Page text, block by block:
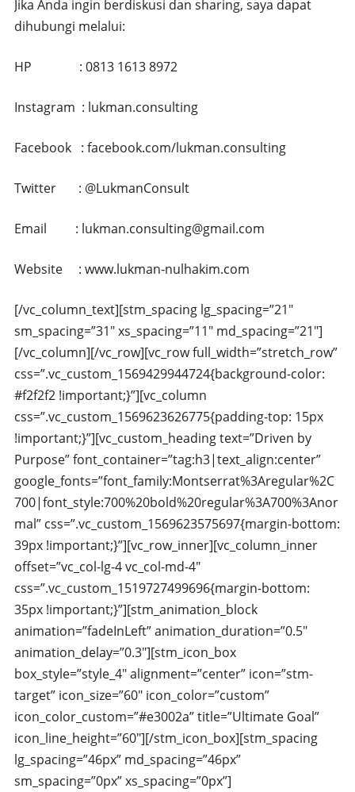
Jika Anda ingin berdiskusi dan sharing, saya dapat
dihubungi melalui:
HP : 0813 1613 8972
Instagram : lukman.consulting
Facebook : facebook.com/lukman.consulting
Twitter : @LukmanConsult
Email : lukman.consulting@gmail.com
Website : www.lukman-nulhakim.com
[/vc_column_text][stm_spacing lg_spacing=”21″
sm_spacing=”31″ xs_spacing=”11″ md_spacing=”21″]
[/vc_column][/vc_row][vc_row full_width=”stretch_row”
css=”.vc_custom_1569429944724{background-color:
#f2f2f2 !important;}”][vc_column
css=”.vc_custom_1569623626775{padding-top: 15px
!important;}”][vc_custom_heading text=”Driven by
Purpose” font_container=”tag:h3|text_align:center”
google_fonts=”font_family:Montserrat%3Aregular%2C
700|font_style:700%20bold%20regular%3A700%3Anor
mal” css=”.vc_custom_1569623575697{margin-bottom:
39px !important;}”][vc_row_inner][vc_column_inner
offset=”vc_col-lg-4 vc_col-md-4″
css=”.vc_custom_1519727499696{margin-bottom:
35px !important;}”][stm_animation_block
animation=”fadeInLeft” animation_duration=”0.5″
animation_delay=”0.3″][stm_icon_box
box_style=”style_4″ alignment=”center” icon=”stm-
target” icon_size=”60″ icon_color=”custom”
icon_color_custom=”#e3002a” title=”Ultimate Goal”
icon_line_height=”60″][/stm_icon_box][stm_spacing
lg_spacing=”46px” md_spacing=”46px”
sm_spacing=”0px” xs_spacing=”0px”]